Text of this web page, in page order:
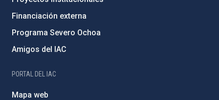
Financiación externa
Programa Severo Ochoa
Amigos del IAC
PORTAL DEL IAC
Mapa web